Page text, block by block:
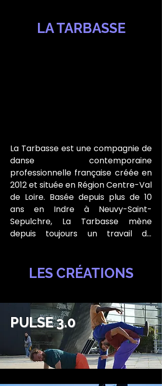
LA TARBASSE
La Tarbasse est une compagnie de
danse contemporaine
professionnelle française créée en
2012 et située en Région Centre-Val
de Loire. Basée depuis plus de 10
ans en Indre à Neuvy-Saint-
Sepulchre, La Tarbasse mène
depuis toujours un travail de
chorégraphiques les plus
L’équipe de la compagnie se
compose d’artistes et techniciens
venus d'univers artistiques variés,
en danse principalement mais
également en clown, théâtre ou
LES CRÉATIONS
PULSE 3.0